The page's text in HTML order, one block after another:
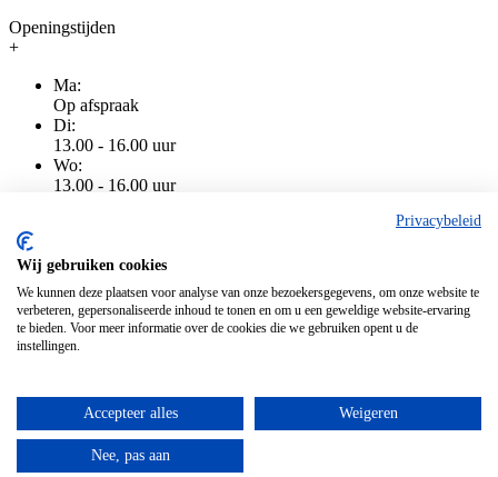
Openingstijden
+
Ma:
Op afspraak
Di:
13.00 - 16.00 uur
Wo:
13.00 - 16.00 uur
13.00 - 16.00 uur
Gesloten
Zo:
Gesloten
Algemene voorwaarden Cookiebeleid|Disclaimer
Alle genoemde prijzen zijn inclusief BTW
Alle genoemde prijzen zijn inclusief BTW
Privacybeleid
Wij gebruiken cookies
We kunnen deze plaatsen voor analyse van onze bezoekersgegevens, om onze website te
verbeteren, gepersonaliseerde inhoud te tonen en om u een geweldige website-ervaring
te bieden. Voor meer informatie over de cookies die we gebruiken opent u de
instellingen.
Accepteer alles Weigeren
Nee, pas aan